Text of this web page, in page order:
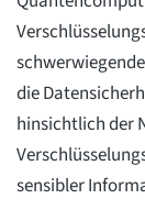
die
hinsichtlich der
sensibler